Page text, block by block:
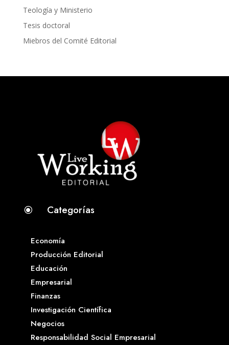
Teología y Ministerio
Tesis doctoral
Miebros del Comité Editorial
\ Categorías
Economía
Producción Editorial
Educación
Empresarial
Finanzas
Investigación Científica
Negocios
Responsabilidad Social Empresarial